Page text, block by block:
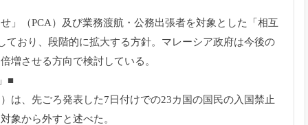
」（PCA）
及び業務渡航・公務出張者を対象とした「相互
ており、 段階的に拡大する方針。 マレーシア政府は今後の
増させる方向で検討している。
■
は、 先ごろ発表した7日付けでの23カ国の国民の入国禁止
象から外すと述べた。